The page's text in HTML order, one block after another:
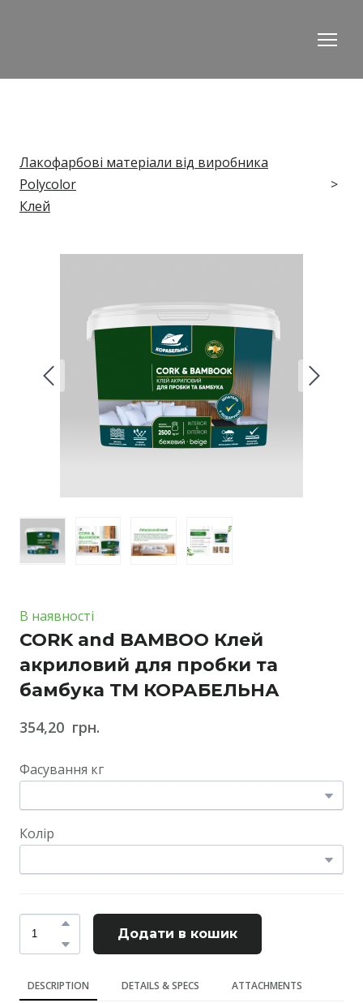
Лакофарбові матеріали від виробника
Polycolor
Клей
В наявності
CORK and BAMBOO Клей
акриловий для пробки та
бамбука ТМ КОРАБЕЛЬНА
354,20  грн.
Фасування кг
Колір
Додати в кошик
DESCRIPTION DETAILS & SPECS ATTACHMENTS